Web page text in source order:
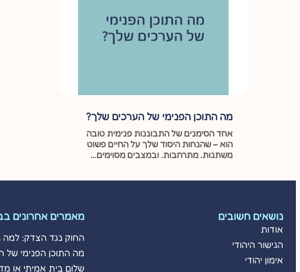
מה התוכן הפנימי של הערכים שלך?
אחד הסימנים של התבוננות פנימית טובה
הוא – שהנחות היסוד שלך על החיים פשוט
משתנות. מתרחבות. ובמצבים מסוימים...
נושאים חשובים
אודות
הגישור היהודי
אימון יהודי
מאמרים אחרונים
החוק נגד הצדק:
מה התוכן הפנימי של
שלום בית אמיתי או